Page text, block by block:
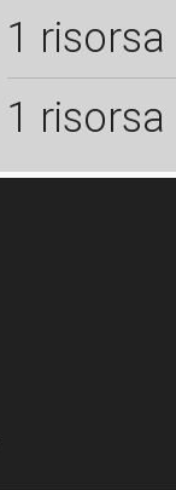
1 risorsa
1 risorsa